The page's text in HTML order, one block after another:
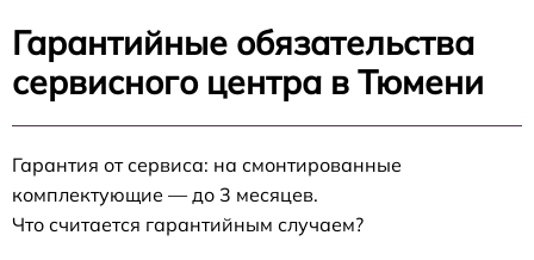
Гарантийные обязательства
сервисного центра в Тюмени
Гарантия от сервиса: на смонтированные
комплектующие — до 3 месяцев.
Что считается гарантийным случаем?